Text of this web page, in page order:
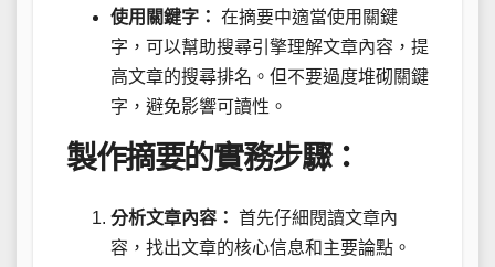
使用關鍵字： 在摘要中適當使用關鍵
字，可以幫助搜尋引擎理解文章內容，提
高文章的搜尋排名。但不要過度堆砌關鍵
字，避免影響可讀性。
製作摘要的實務步驟：
分析文章內容： 首先仔細閱讀文章內
容，找出文章的核心信息和主要論點。